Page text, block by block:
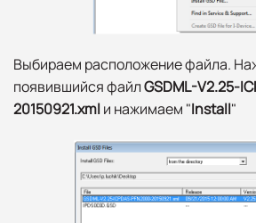
Выбираем расположение файла.
появившийся файлGSDML-V2.25-
20150921.xmlи нажимаем "Install"